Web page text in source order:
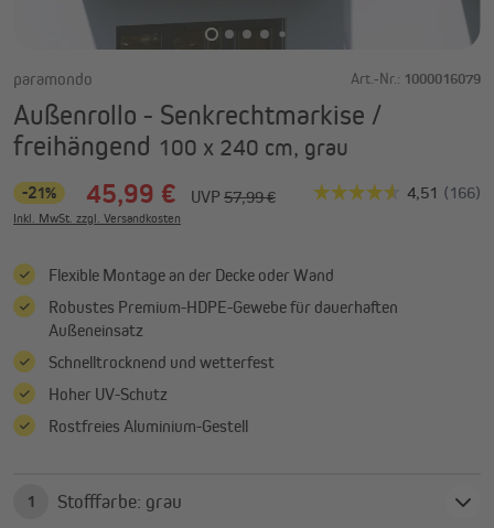
paramondo Art.-Nr.: 1000016079
Außenrollo - Senkrechtmarkise /
freihängend 100 x 240 cm, grau
-21% 45,99 € UVP 57,99 €
Inkl. MwSt. zzgl. Versandkosten
Flexible Montage an der Decke oder Wand
Robustes Premium-HDPE-Gewebe für dauerhaften
Außeneinsatz
Schnelltrocknend und wetterfest
Hoher UV-Schutz
Rostfreies Aluminium-Gestell
1 Stofffarbe: grau